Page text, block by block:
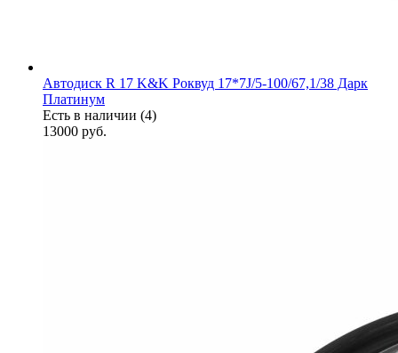
Автодиск R 17 K&K Роквуд 17*7J/5-100/67,1/38 Дарк
Платинум
Есть в наличии (4)
13000 руб.